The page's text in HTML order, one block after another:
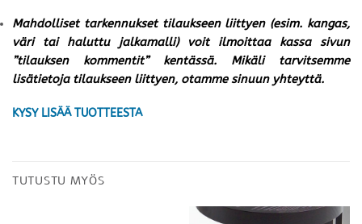
Mahdolliset tarkennukset tilaukseen liittyen (esim. kangas,
väri tai haluttu jalkamalli) voit ilmoittaa kassa sivun
”tilauksen kommentit” kentässä. Mikäli tarvitsemme
lisätietoja tilaukseen liittyen, otamme sinuun yhteyttä.
KYSY LISÄÄ TUOTTEESTA
TUTUSTU MYÖS